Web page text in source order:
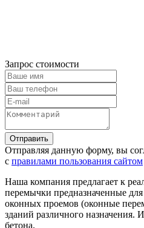
Запрос стоимости
Отправляя данную форму, вы
с правилами пользования сайтом
Наша компания предлагает к
перемычки предназначенные
оконных проемов (оконные
зданий различного назначения.
бетона.